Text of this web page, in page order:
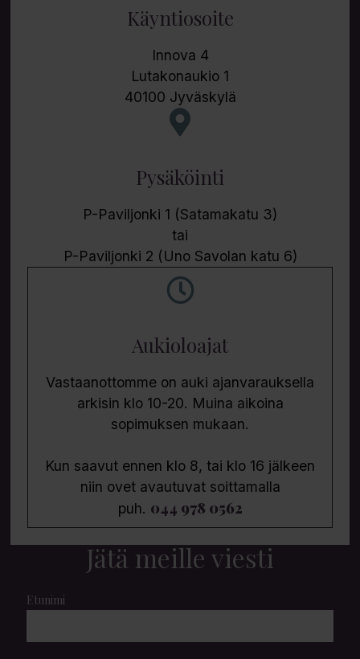
Käyntiosoite
Innova 4
Lutakonaukio 1
40100 Jyväskylä
Pysäköinti
P-Paviljonki 1 (Satamakatu 3)
tai
P-Paviljonki 2 (Uno Savolan katu 6)
Aukioloajat
Vastaanottomme on auki ajanvarauksella
arkisin klo 10-20. Muina aikoina
sopimuksen mukaan.
Kun saavut ennen klo 8, tai klo 16 jälkeen
niin ovet avautuvat soittamalla
puh. 044 978 0562
Jätä meille viesti
Etunimi